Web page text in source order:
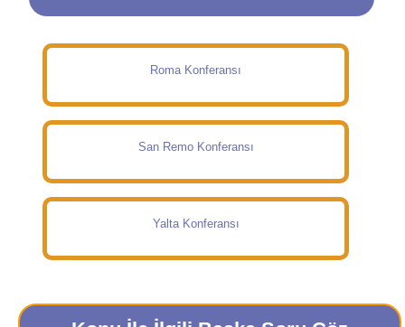
Roma Konferansı
San Remo Konferansı
Yalta Konferansı